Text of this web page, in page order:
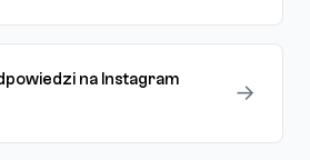
na Instagram
→